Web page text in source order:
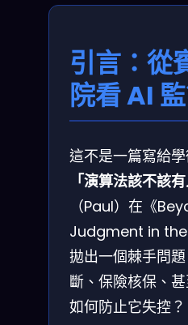
引言：從
院看 AI
這不是一篇寫給
「演算法該不該
（Paul）在《
Judgment in the
拋出一個棘手問
斷、保險核保、
如何防止它失控？